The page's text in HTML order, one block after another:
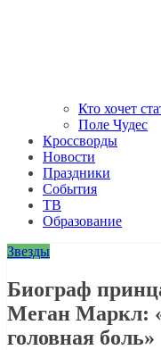
Кто хочет
Поле Чудес
Кроссворды
Новости
Праздники
События
ТВ
Образование
Звезды
Биограф
Меган Маркл:
головная боль»